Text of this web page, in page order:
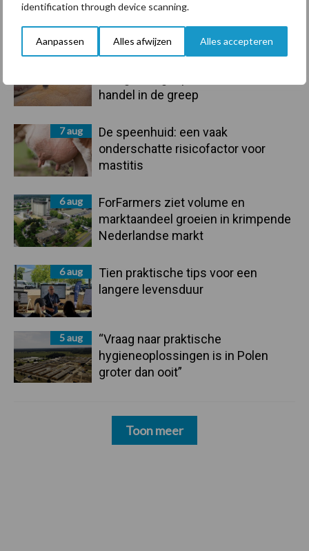
identification through device scanning.
Aanpassen Alles afwijzen Alles accepteren
Primaire
Sidebar
Recent nieuws Partner nieuws
7 aug
handel in de greep
7 aug
De speenhuid: een vaak
onderschatte risicofactor voor
mastitis
6 aug
ForFarmers ziet volume en
marktaandeel groeien in krimpende
Nederlandse markt
6 aug
Tien praktische tips voor een
langere levensduur
5 aug
“Vraag naar praktische
hygieneoplossingen is in Polen
groter dan ooit”
Toon meer